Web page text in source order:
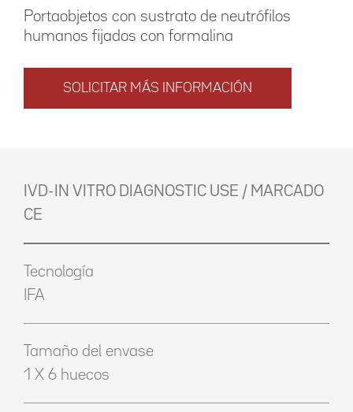
Portaobjetos con sustrato de neutrófilos
humanos fijados con formalina
SOLICITAR MÁS INFORMACIÓN
IVD-IN VITRO DIAGNOSTIC USE / MARCADO
CE
Tecnología
IFA
Tamaño del envase
1 X 6 huecos